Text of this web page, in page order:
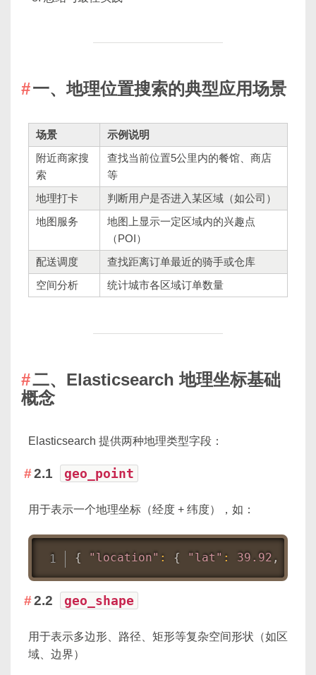
一、地理位置搜索的典型应用场景
场景
示例说明
附近商家搜
索
查找当前位置5公里内的餐馆、商店
等
地理打卡
判断用户是否进入某区域（如公司）
地图服务
地图上显示一定区域内的兴趣点
（POI）
配送调度
查找距离订单最近的骑手或仓库
空间分析
统计城市各区域订单数量
二、Elasticsearch 地理坐标基础
概念
Elasticsearch 提供两种地理类型字段：
2.1 geo_point
用于表示一个地理坐标（经度 + 纬度），如：
{ "location" : { "lat" : 39.92 ,
2.2 geo_shape
用于表示多边形、路径、矩形等复杂空间形状（如区
域、边界）